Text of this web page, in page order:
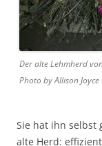
Der alte Lehmherd
Photo by Allison Joyce
Sie hat ihn selbst
alte Herd: